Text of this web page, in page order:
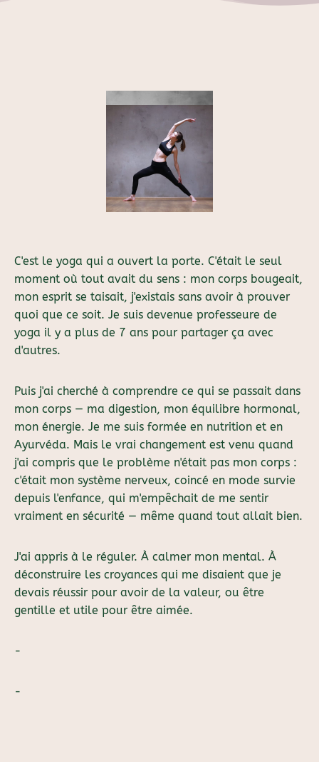
C'est le yoga qui a ouvert la porte. C'était le seul
moment où tout avait du sens : mon corps bougeait,
mon esprit se taisait, j'existais sans avoir à prouver
quoi que ce soit. Je suis devenue professeure de
yoga il y a plus de 7 ans pour partager ça avec
d'autres.
Puis j'ai cherché à comprendre ce qui se passait dans
mon corps — ma digestion, mon équilibre hormonal,
mon énergie. Je me suis formée en nutrition et en
Ayurvéda. Mais le vrai changement est venu quand
j'ai compris que le problème n'était pas mon corps :
c'était mon système nerveux, coincé en mode survie
depuis l'enfance, qui m'empêchait de me sentir
vraiment en sécurité — même quand tout allait bien.
J'ai appris à le réguler. À calmer mon mental. À
déconstruire les croyances qui me disaient que je
devais réussir pour avoir de la valeur, ou être
gentille et utile pour être aimée.
-
-